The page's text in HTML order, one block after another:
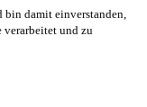
bin damit einverstanden,
verarbeitet und zu